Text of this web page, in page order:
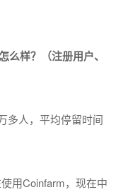
怎么样？ （注册用户、
多人，平均停留时间
用Coinfarm，现在中